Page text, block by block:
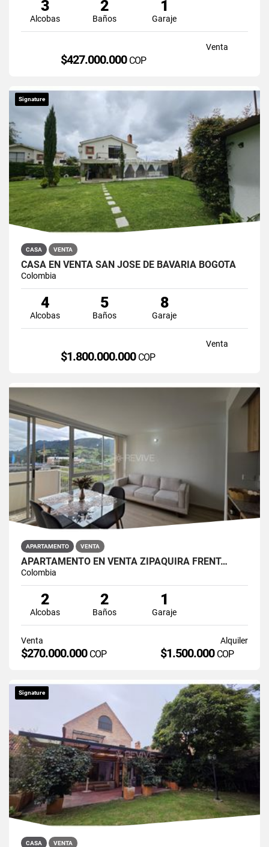
3
Alcobas
2
Baños
1
Garaje
Venta
$427.000.000 COP
Signature
CASA VENTA
CASA EN VENTA SAN JOSÉ DE BAVARIA BOGOTÁ
Colombia
4
Alcobas
5
Baños
8
Garaje
Venta
$1.800.000.000 COP
APARTAMENTO VENTA
APARTAMENTO EN VENTA ZIPAQUIRÁ FRENT…
Colombia
2
Alcobas
2
Baños
1
Garaje
Venta
$270.000.000 COP
Alquiler
$1.500.000 COP
Signature
CASA VENTA